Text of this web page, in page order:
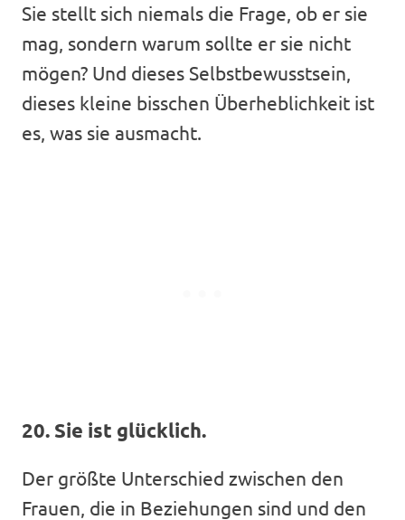
Sie stellt sich niemals die Frage, ob er sie
mag, sondern warum sollte er sie nicht
mögen? Und dieses Selbstbewusstsein,
dieses kleine bisschen Überheblichkeit ist
es, was sie ausmacht.
20. Sie ist glücklich.
Der größte Unterschied zwischen den
Frauen, die in Beziehungen sind und den